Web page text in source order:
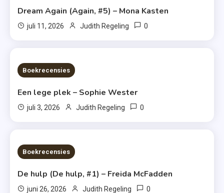
Dream Again (Again, #5) – Mona Kasten
juli 11, 2026 Judith Regeling 0
6 MINS READ
Boekrecensies
Een lege plek – Sophie Wester
juli 3, 2026 Judith Regeling 0
7 MINS READ
Boekrecensies
De hulp (De hulp, #1) – Freida McFadden
juni 26, 2026 Judith Regeling 0